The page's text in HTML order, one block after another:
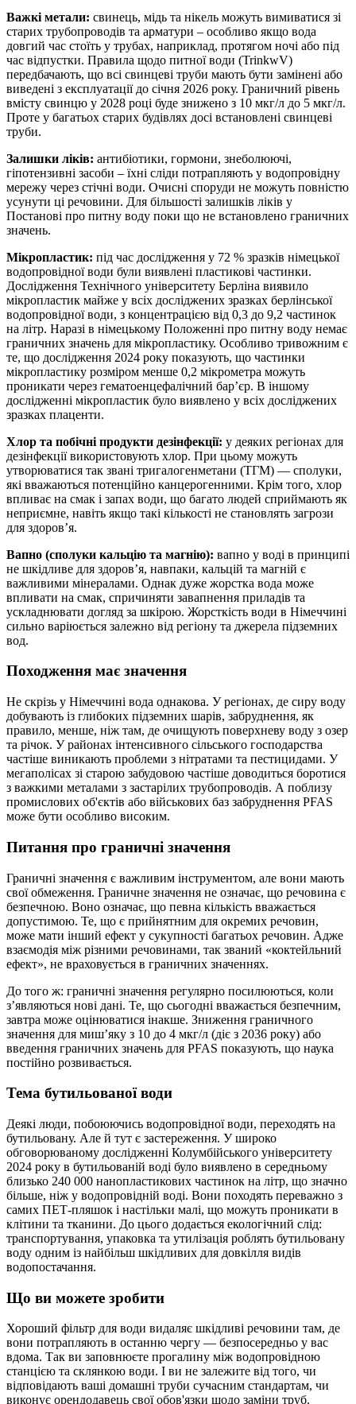
Важкі метали: свинець, мідь та нікель можуть вимиватися зі
старих трубопроводів та арматури – особливо якщо вода
довгий час стоїть у трубах, наприклад, протягом ночі або під
час відпустки. Правила щодо питної води (TrinkwV)
передбачають, що всі свинцеві труби мають бути замінені або
виведені з експлуатації до січня 2026 року. Граничний рівень
вмісту свинцю у 2028 році буде знижено з 10 мкг/л до 5 мкг/л.
Проте у багатьох старих будівлях досі встановлені свинцеві
труби.
Залишки ліків: антибіотики, гормони, знеболюючі,
гіпотензивні засоби – їхні сліди потрапляють у водопровідну
мережу через стічні води. Очисні споруди не можуть повністю
усунути ці речовини. Для більшості залишків ліків у
Постанові про питну воду поки що не встановлено граничних
значень.
Мікропластик: під час дослідження у 72 % зразків німецької
водопровідної води були виявлені пластикові частинки.
Дослідження Технічного університету Берліна виявило
мікропластик майже у всіх досліджених зразках берлінської
водопровідної води, з концентрацією від 0,3 до 9,2 частинок
на літр. Наразі в німецькому Положенні про питну воду немає
граничних значень для мікропластику. Особливо тривожним є
те, що дослідження 2024 року показують, що частинки
мікропластику розміром менше 0,2 мікрометра можуть
проникати через гематоенцефалічний бар’єр. В іншому
дослідженні мікропластик було виявлено у всіх досліджених
зразках плаценти.
Хлор та побічні продукти дезінфекції: у деяких регіонах для
дезінфекції використовують хлор. При цьому можуть
утворюватися так звані тригалогенметани (ТГМ) — сполуки,
які вважаються потенційно канцерогенними. Крім того, хлор
впливає на смак і запах води, що багато людей сприймають як
неприємне, навіть якщо такі кількості не становлять загрози
для здоров’я.
Вапно (сполуки кальцію та магнію): вапно у воді в принципі
не шкідливе для здоров’я, навпаки, кальцій та магній є
важливими мінералами. Однак дуже жорстка вода може
впливати на смак, спричиняти завапнення приладів та
ускладнювати догляд за шкірою. Жорсткість води в Німеччині
сильно варіюється залежно від регіону та джерела підземних
вод.
Походження має значення
Не скрізь у Німеччині вода однакова. У регіонах, де сиру воду
добувають із глибоких підземних шарів, забруднення, як
правило, менше, ніж там, де очищують поверхневу воду з озер
та річок. У районах інтенсивного сільського господарства
частіше виникають проблеми з нітратами та пестицидами. У
мегаполісах зі старою забудовою частіше доводиться боротися
з важкими металами з застарілих трубопроводів. А поблизу
промислових об'єктів або військових баз забруднення PFAS
може бути особливо високим.
Питання про граничні значення
Граничні значення є важливим інструментом, але вони мають
свої обмеження. Граничне значення не означає, що речовина є
безпечною. Воно означає, що певна кількість вважається
допустимою. Те, що є прийнятним для окремих речовин,
може мати інший ефект у сукупності багатьох речовин. Адже
взаємодія між різними речовинами, так званий «коктейльний
ефект», не враховується в граничних значеннях.
До того ж: граничні значення регулярно посилюються, коли
з’являються нові дані. Те, що сьогодні вважається безпечним,
завтра може оцінюватися інакше. Зниження граничного
значення для миш’яку з 10 до 4 мкг/л (діє з 2036 року) або
введення граничних значень для PFAS показують, що наука
постійно розвивається.
Тема бутильованої води
Деякі люди, побоюючись водопровідної води, переходять на
бутильовану. Але й тут є застереження. У широко
обговорюваному дослідженні Колумбійського університету
2024 року в бутильованій воді було виявлено в середньому
близько 240 000 нанопластикових частинок на літр, що значно
більше, ніж у водопровідній воді. Вони походять переважно з
самих ПЕТ-пляшок і настільки малі, що можуть проникати в
клітини та тканини. До цього додається екологічний слід:
транспортування, упаковка та утилізація роблять бутильовану
воду одним із найбільш шкідливих для довкілля видів
водопостачання.
Що ви можете зробити
Хороший фільтр для води видаляє шкідливі речовини там, де
вони потрапляють в останню чергу — безпосередньо у вас
вдома. Так ви заповнюєте прогалину між водопровідною
станцією та склянкою води. І ви не залежите від того, чи
відповідають ваші домашні труби сучасним стандартам, чи
виконує орендодавець свої обов'язки щодо заміни труб.